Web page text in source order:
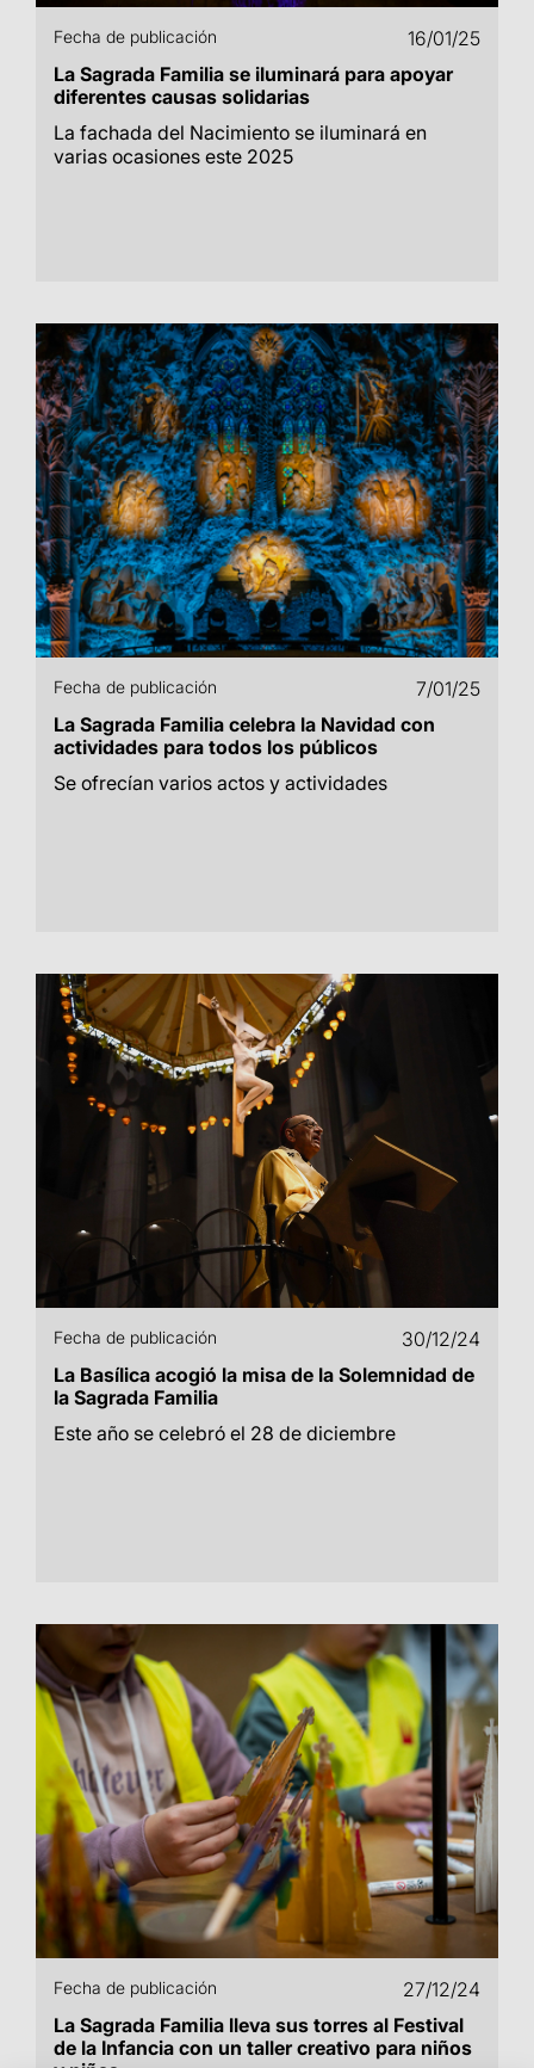
Fecha de publicación
16/01/25
La Sagrada Familia se iluminará para apoyar
diferentes causas solidarias
La fachada del Nacimiento se iluminará en
varias ocasiones este 2025
Fecha de publicación
7/01/25
La Sagrada Familia celebra la Navidad con
actividades para todos los públicos
Se ofrecían varios actos y actividades
Fecha de publicación
30/12/24
La Basílica acogió la misa de la Solemnidad de
la Sagrada Familia
Este año se celebró el 28 de diciembre
Fecha de publicación
27/12/24
La Sagrada Familia lleva sus torres al Festival
de la Infancia con un taller creativo para niños